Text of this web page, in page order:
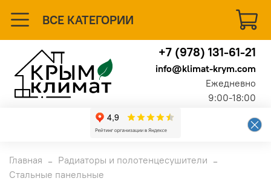
ВСЕ КАТЕГОРИИ
+7 (978) 131-61-21
info@klimat-krym.com
Ежедневно
9:00-18:00
Главная
Радиаторы и полотенцесушители
Стальные панельные